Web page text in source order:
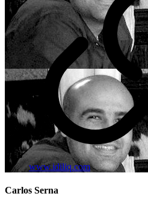
www.idiliq.com
Carlos Serna